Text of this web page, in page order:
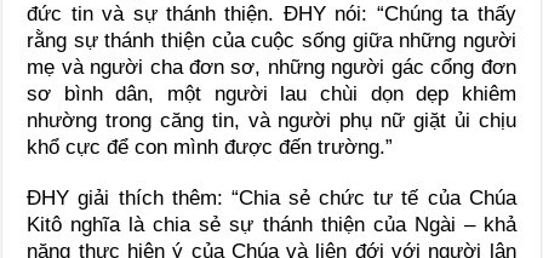
đức tin và sự thánh thiện. ĐHY nói: “Chúng ta thấy
rằng sự thánh thiện của cuộc sống giữa những người
mẹ và người cha đơn sơ, những người gác cổng đơn
sơ bình dân, một người lau chùi dọn dẹp khiêm
nhường trong căng tin, và người phụ nữ giặt ủi chịu
khổ cực để con mình được đến trường.”
ĐHY giải thích thêm: “Chia sẻ chức tư tế của Chúa
Kitô nghĩa là chia sẻ sự thánh thiện của Ngài – khả
năng thực hiện ý của Chúa và liên đới với người lân